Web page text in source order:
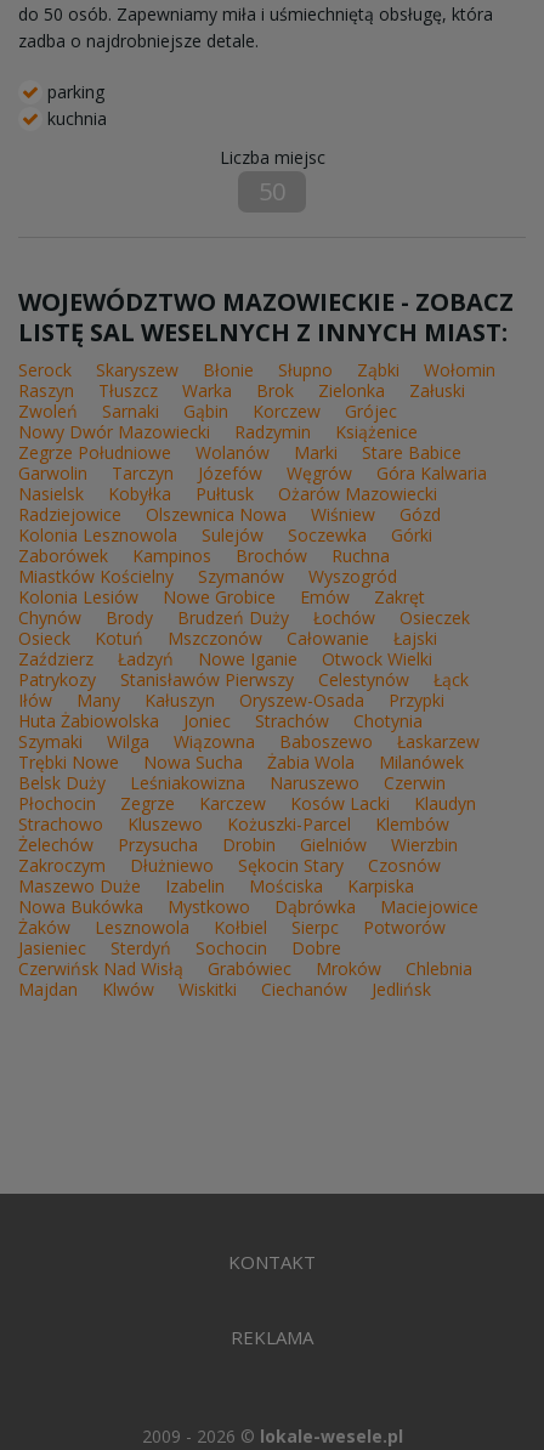
do 50 osób. Zapewniamy miła i uśmiechniętą obsługę, która
zadba o najdrobniejsze detale.
parking
kuchnia
Liczba miejsc
50
WOJEWÓDZTWO MAZOWIECKIE - ZOBACZ
LISTĘ SAL WESELNYCH Z INNYCH MIAST:
Serock Skaryszew Błonie Słupno Ząbki
Wołomin
Raszyn
Tłuszcz Warka Brok Zielonka
Załuski
Zwoleń
Sarnaki Gąbin Korczew
Grójec
Nowy Dwór Mazowiecki
Radzymin
Książenice
Zegrze Południowe
Wolanów Marki
Stare Babice
Garwolin
Tarczyn Józefów Węgrów
Góra Kalwaria
Nasielsk
Kobyłka Pułtusk
Ożarów Mazowiecki
Radziejowice
Olszewnica Nowa Wiśniew
Gózd
Kolonia Lesznowola
Sulejów Soczewka
Górki
Zaborówek
Kampinos Brochów
Ruchna
Miastków Kościelny
Szymanów
Wyszogród
Kolonia Lesiów
Nowe Grobice Emów
Zakręt
Chynów
Brody Brudzeń Duży Łochów
Osieczek
Osieck
Kotuń Mszczonów Całowanie
Łajski
Zaździerz
Ładzyń Nowe Iganie
Otwock Wielki
Patrykozy
Stanisławów Pierwszy Celestynów
Łąck
Iłów
Many Kałuszyn Oryszew-Osada
Przypki
Huta Żabiowolska
Joniec Strachów
Chotynia
Szymaki
Wilga Wiązowna Baboszewo
Łaskarzew
Trębki Nowe
Nowa Sucha Żabia Wola
Milanówek
Belsk Duży
Leśniakowizna Naruszewo
Czerwin
Płochocin
Zegrze Karczew Kosów Lacki
Klaudyn
Strachowo
Kluszewo Kożuszki-Parcel
Klembów
Żelechów
Przysucha Drobin Gielniów
Wierzbin
Zakroczym
Dłużniewo Sękocin Stary
Czosnów
Maszewo Duże
Izabelin Mościska
Karpiska
Nowa Bukówka
Mystkowo Dąbrówka
Maciejowice
Żaków
Lesznowola Kołbiel Sierpc
Potworów
Jasieniec
Sterdyń Sochocin
Dobre
Czerwińsk Nad Wisłą
Grabówiec Mroków
Chlebnia
Majdan
Klwów Wiskitki Ciechanów Jedlińsk
KONTAKT
REKLAMA
2009 - 2026 © lokale-wesele.pl